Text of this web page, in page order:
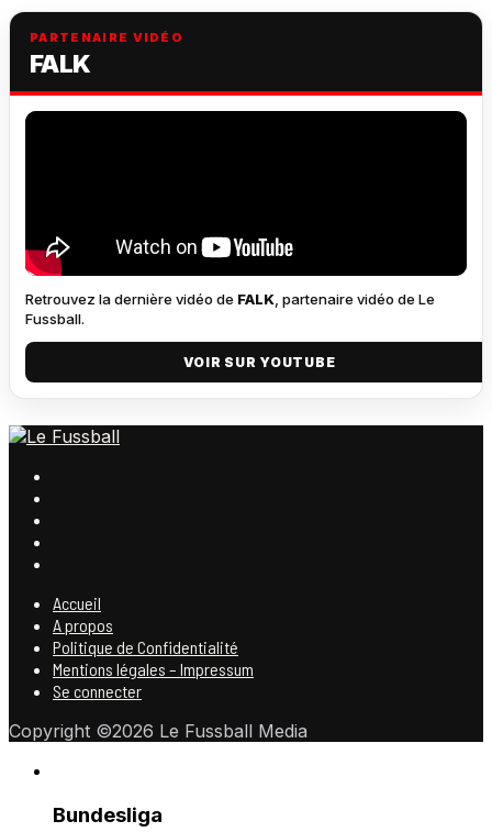
PARTENAIRE VIDÉO
FALK
Retrouvez la dernière vidéo de FALK, partenaire vidéo de Le
Fussball.
VOIR SUR YOUTUBE
Accueil
A propos
Politique de Confidentialité
Mentions légales – Impressum
Se connecter
Copyright ©2026 Le Fussball Media
Bundesliga